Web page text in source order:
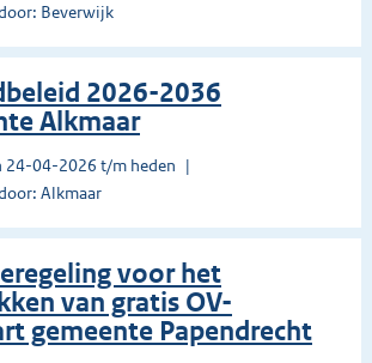
Beverwijk
2026-2036
Alkmaar
24-04-2026 t/m heden
Alkmaar
voor het
van gratis OV-
gemeente Papendrecht